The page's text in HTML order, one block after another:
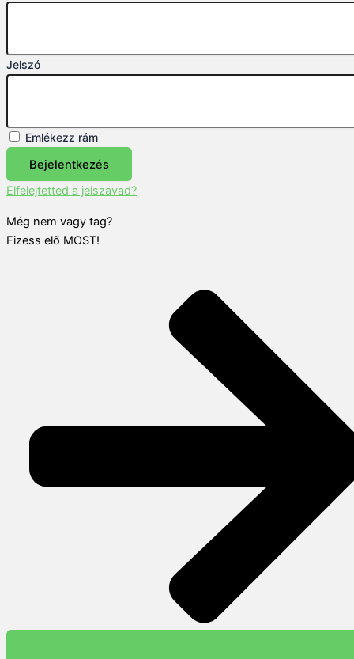
Jelszó
Emlékezz rám
Bejelentkezés
Elfelejtetted a jelszavad?
Még nem vagy tag?
Fizess elő MOST!